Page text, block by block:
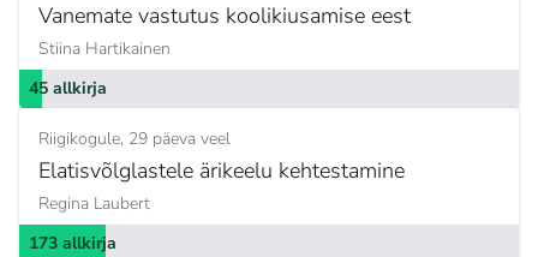
Vanemate vastutus koolikiusamise eest
Stiina Hartikainen
45 allkirja
Riigikogule 29 päeva veel
Elatisvõlglastele ärikeelu kehtestamine
Regina Laubert
173 allkirja